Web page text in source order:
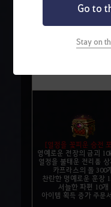
Go to
Stay on
장미 전쟁의 결과에
보상이 변경되었습니다.
보상은 맹주 길드 보상으
[열정을 꽃피운 승전
영예로운 전장의 금괴
열정을 불태운 전리품
카프라스의 돌 300
찬란한 명예로운 훈장
서늘한 파편 10개
아이템 획득 증가 주문